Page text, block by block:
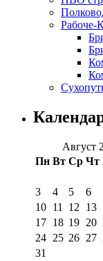
Рабоче-
Август
Пн Вт Ср Чт
3
4 5 6
10 11 12 13
17 18 19 20
24 25 26 27
31